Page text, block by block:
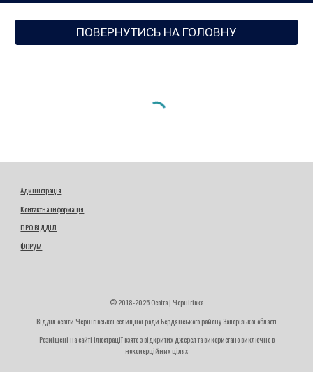
ПОВЕРНУТИСЬ НА ГОЛОВНУ
Адміністрація
Контактна інформація
ПРО ВІДДІЛ
ФОРУМ
© 2018-2025 Освіта | Чернігівка
Відділ освіти Чернігівської селищної ради Бердянського району Запорізької області
Розміщені на сайті ілюстрації взято з відкритих джерел та використано виключно в
некомерційних цілях